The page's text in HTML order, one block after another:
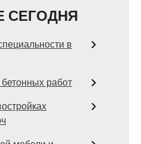
СЕГОДНЯ
в
работ